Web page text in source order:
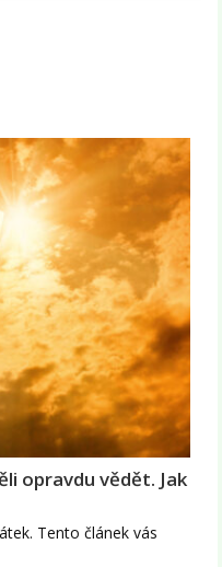
opravdu vědět. Jak
Tento článek vás